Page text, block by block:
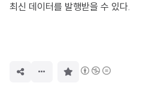
최신 데이터를 발행받을 수 있다.